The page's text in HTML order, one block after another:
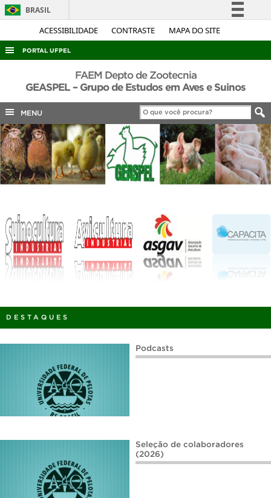
ACESSIBILIDADE CONTRASTE MAPA DO SITE
BRASIL
Simplifique!
Acesso à informação
Legislação
Canais
PORTAL UFPEL
ACESSO À INFORMAÇÃO
AUDITORIA
COBALTO
CONCURSOS
EDITAIS
INTERNACIONAL
PORTARIAS
TELEFONES
FAEM Depto de Zootecnia
GEASPEL – Grupo de Estudos em Aves e Suinos
MENU
DESTAQUES
Podcasts
Seleção de colaboradores
(2026)